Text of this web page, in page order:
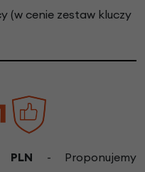
(w cenie zestaw kluczy
PLN - Proponujemy